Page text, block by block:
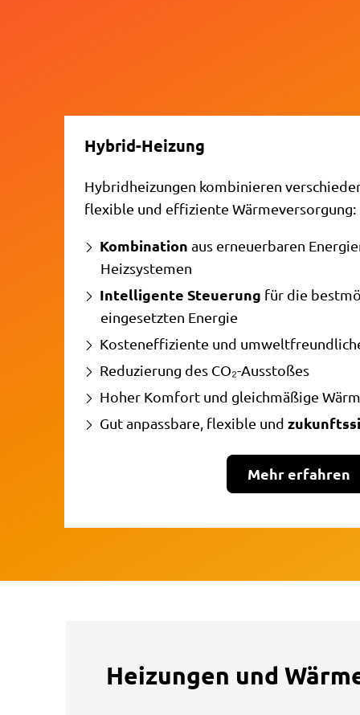
Hybrid-Heizung
Hybridheizungen kombinieren
flexible und effiziente Wärmeversorgung:
Kombination aus erneuerbaren
Heizsystemen
Intelligente Steuerung für die
eingesetzten Energie
Kosteneffiziente und
Reduzierung des CO₂-Ausstoßes
Hoher Komfort und gleichmäßige
Gut anpassbare, flexible und
Mehr erfahren
Heizungen und